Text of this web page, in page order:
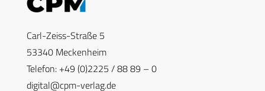
Carl-Zeiss-Straße 5
53340 Meckenheim
Telefon: +49 (0)2225 / 88 89 – 0
digital@cpm-verlag.de